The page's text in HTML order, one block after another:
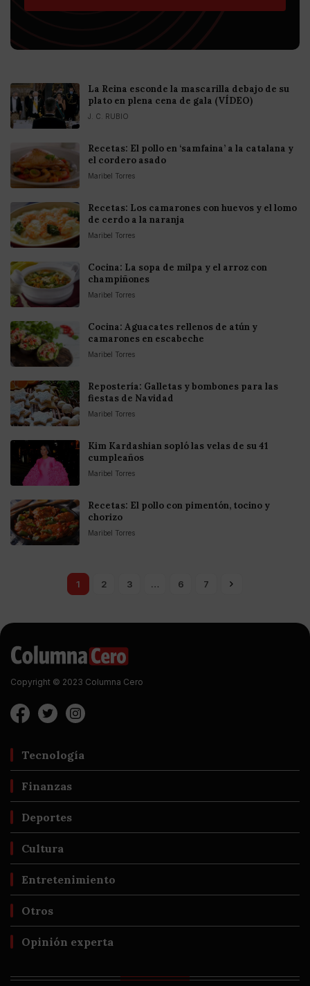
La Reina esconde la mascarilla debajo de su
plato en plena cena de gala (VÍDEO)
J. C. RUBIO
Recetas: El pollo en ‘samfaina’ a la catalana y
el cordero asado
Maribel Torres
Recetas: Los camarones con huevos y el lomo
de cerdo a la naranja
Maribel Torres
Cocina: La sopa de milpa y el arroz con
champiñones
Maribel Torres
Cocina: Aguacates rellenos de atún y
camarones en escabeche
Maribel Torres
Repostería: Galletas y bombones para las
fiestas de Navidad
Maribel Torres
Kim Kardashian sopló las velas de su 41
cumpleaños
Maribel Torres
Recetas: El pollo con pimentón, tocino y
chorizo
Maribel Torres
1 2 3 … 6 7
Copyright © 2023 Columna Cero
Tecnología
Finanzas
Deportes
Cultura
Entretenimiento
Otros
Opinión experta